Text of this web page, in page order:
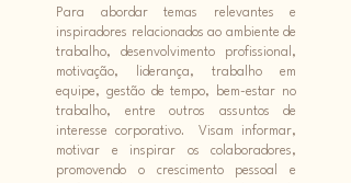
Para abordar temas relevantes e
inspiradores relacionados ao ambiente de
trabalho, desenvolvimento profissional,
motivação, liderança, trabalho em
equipe, gestão de tempo, bem-estar no
trabalho, entre outros assuntos de
interesse corporativo. Visam informar,
motivar e inspirar os colaboradores,
promovendo o crescimento pessoal e